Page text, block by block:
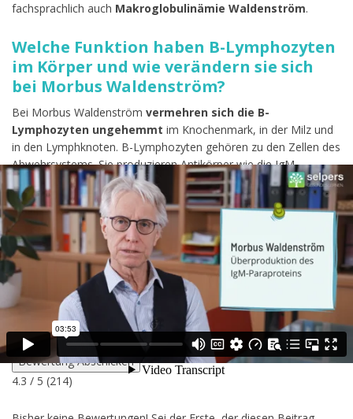
fachsprachlich auch Makroglobulinämie Waldenström.
Welche Funktion haben B-Lymphozyten
im Körper und wie verändern sie sich
bei Morbus Waldenström?
Bei Morbus Waldenström vermehren sich die B-
Lymphozyten ungehemmt im Knochenmark, in der Milz und
in den Lymphknoten. B-Lymphozyten gehören zu den Zellen des
Abwehrsystems. Sie produzieren Antikörper wie die IgM-
Antikörper. Bei Morbus Waldenström werden durch die
ungehemmte Vermehrung der B-Lymphozyten IgM-Antikörper in
großer Menge hergestellt. Da die Antikörper im Blut
nachweisbar sind, wird der IgM-Spiegel als Teil der
Diagnosefindung bestimmt.
Diesen Kurs bewerten
Ihr Feedback hilft anderen Nutzern die für sie passenden Kurse
zu finden.
Bewertung Abschicken
4.3 / 5 (214)